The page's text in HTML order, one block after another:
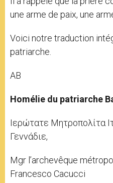
une arme de paix, une
Voici notre traduction
patriarche.
AB
Homélie du patriarche
Ιερώτατε Μητροπολίτα
Γεννάδιε,
Mgr l’archevêque
Francesco Cacucci